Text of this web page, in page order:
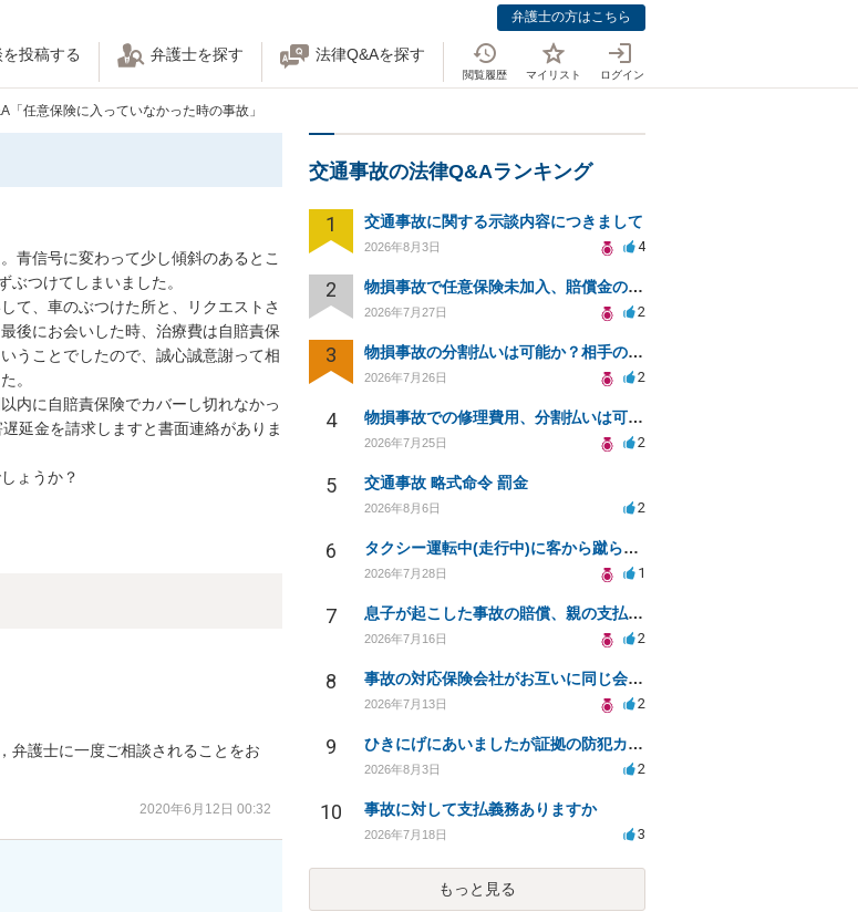
弁護士の方はこちら
投稿する 弁護士を探す 法律Q&Aを探す
閲覧履歴 マイリスト ログイン
「任意保険に入っていなかった時の事故」
青信号に変わって少し傾斜のあるとこ
つけてしまいました。
て、車のぶつけた所と、リクエストさ
後にお会いした時、治療費は自賠責保
うことでしたので、誠心誠意謝って相
。
内に自賠責保険でカバーし切れなかっ
延金を請求しますと書面連絡がありま
ょうか？
弁護士に一度ご相談されることをお
2020年6月12日 00:32
交通事故の法律Q&Aランキング
1 交通事故に関する示談内容につきまして
2026年8月3日 4
2 物損事故で任意保険未加入、賠償金の分割払いは可能か？
2026年7月27日 2
3 物損事故の分割払いは可能か？相手の威圧への対処法
2026年7月26日 2
4 物損事故での修理費用、分割払いは可能ですか？
2026年7月25日 2
5 交通事故 略式命令 罰金
2026年8月6日 2
6 タクシー運転中(走行中)に客から蹴られ全治7日
2026年7月28日 1
7 息子が起こした事故の賠償、親の支払義務と対策は？
2026年7月16日 2
8 事故の対応保険会社がお互いに同じ会社でした。
2026年7月13日 2
9 ひきにげにあいましたが証拠の防犯カメラがうつってない
2026年8月3日 2
10 事故に対して支払義務ありますか
2026年7月18日 3
もっと見る